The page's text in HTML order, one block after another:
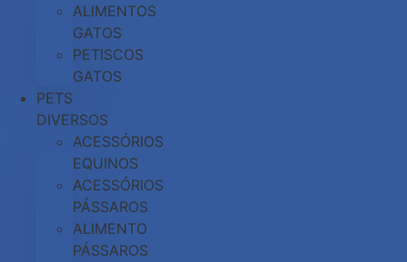
ALIMENTOS
GATOS
PETISCOS
GATOS
PETS
DIVERSOS
ACESSÓRIOS
EQUINOS
ACESSÓRIOS
PÁSSAROS
ALIMENTO
PÁSSAROS